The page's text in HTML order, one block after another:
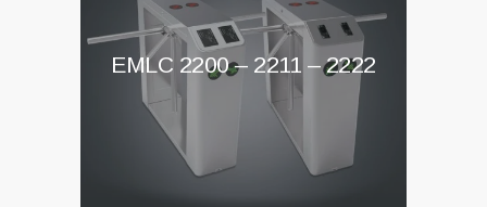
EMLC 2200 – 2211 – 2222